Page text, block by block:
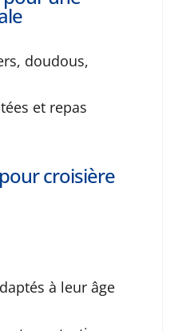
doudous,
et repas
croisière
à leur âge